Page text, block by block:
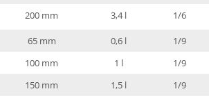
200 mm 3,4 l 1/6
65 mm 0,6 l
1/9
100 mm 1 l
1/9
150 mm 1,5 l 1/9